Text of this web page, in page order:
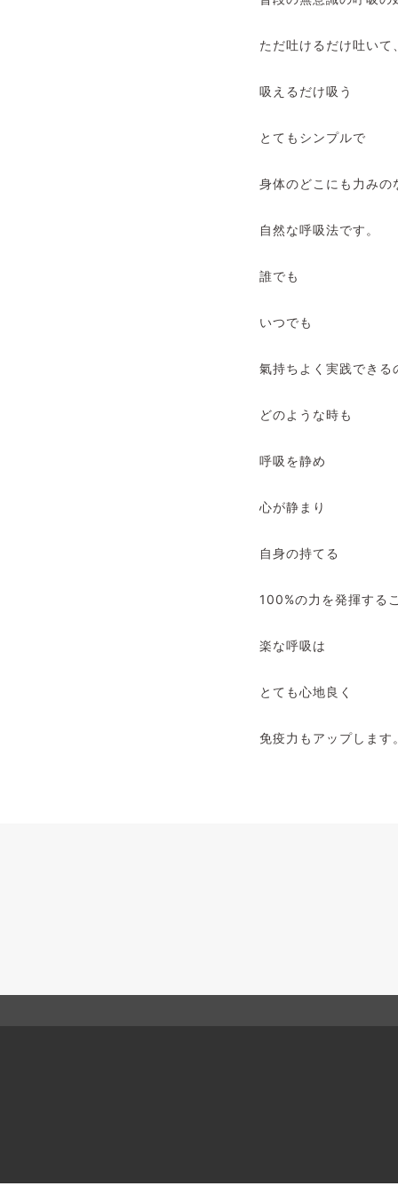
ただ吐けるだけ吐いて、
吸えるだけ吸う
とてもシンプルで
身体のどこにも力みの
自然な呼吸法です。
誰でも
いつでも
氣持ちよく実践できる
どのような時も
呼吸を静め
心が静まり
自身の持てる
100%の力を発揮する
楽な呼吸は
とても心地良く
免疫力もアップします。